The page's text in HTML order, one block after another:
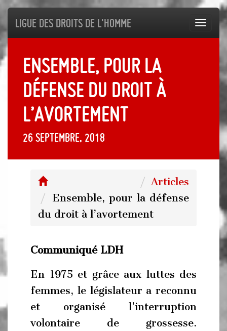
Ligue des droits de l'Homme
Ensemble, pour la
défense du droit à
l’avortement
26 septembre, 2018
Articles
Ensemble, pour la défense
du droit à l’avortement
Communiqué LDH
En 1975 et grâce aux luttes des
femmes, le législateur a reconnu
et organisé l’interruption
volontaire de grossesse.